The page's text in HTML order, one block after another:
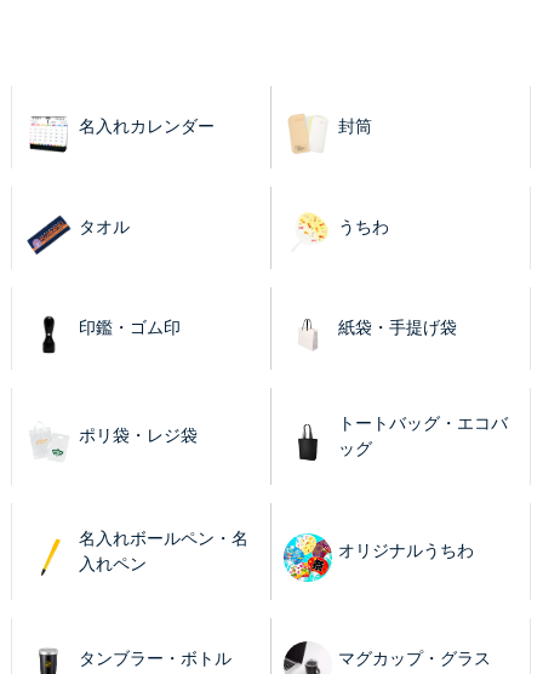
名入れカレンダー 封筒
タオル うちわ
印鑑・ゴム印 紙袋・手提げ袋
ポリ袋・レジ袋
トートバッグ・エコバ
ッグ
名入れボールペン・名
入れペン
オリジナルうちわ
タンブラー・ボトル マグカップ・グラス